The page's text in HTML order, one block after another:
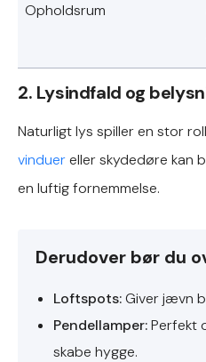
Opholdsrum
2. Lysindfald og
Naturligt lys spiller en stor
vinduereller skydedøre kan
en luftig fornemmelse.
Derudover bør du
Loftspots:Giver jævn
Pendellamper:Perfekt
skabe hygge.